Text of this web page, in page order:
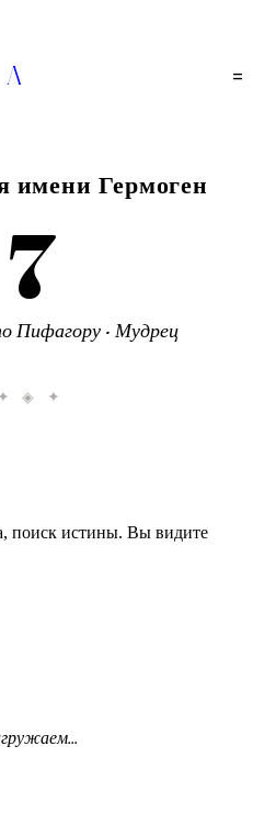
=
имени Гермоген
7
Пифагору · Мудрец
✦ ◈ ✦
поиск истины. Вы видите